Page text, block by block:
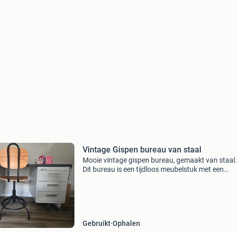
Vintage Gispen bureau van staal
Mooie vintage gispen bureau, gemaakt van staal.
Dit bureau is een tijdloos meubelstuk met een
Gebruikt Ophalen